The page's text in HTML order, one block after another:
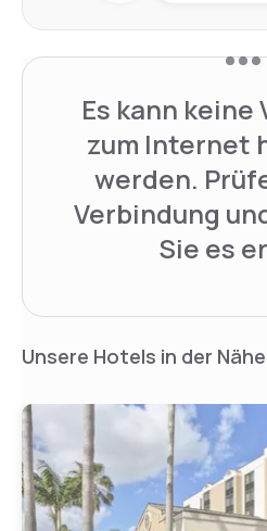
Es kann keine
zum Internet
werden.
Verbindung
Sie es
Unsere Hotels in der Nähe